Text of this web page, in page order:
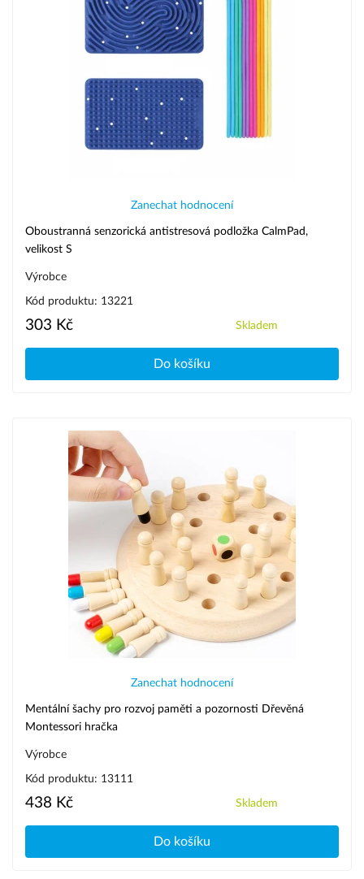
Zanechat hodnocení
Oboustranná senzorická antistresová podložka CalmPad,
velikost S
Výrobce
Kód produktu: 13221
303 Kč Skladem
Do košíku
Zanechat hodnocení
Mentální šachy pro rozvoj paměti a pozornosti Dřevěná
Montessori hračka
Výrobce
Kód produktu: 13111
438 Kč Skladem
Do košíku